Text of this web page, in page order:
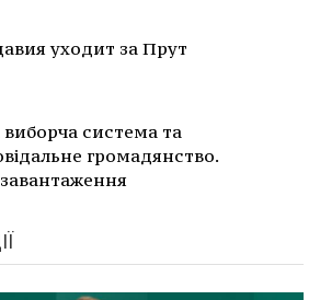
уходит за Прут
система та
громадянство.